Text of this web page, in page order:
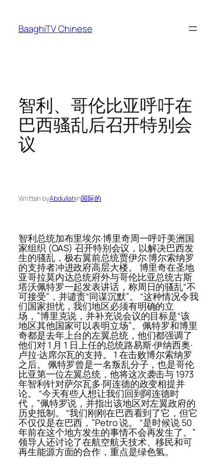
content
BaaghiTV Chinese
智利、哥伦比亚呼吁在
巴西骚乱后召开特别会
议
Written byAbdullahin国际的
智利总统加布里埃尔·博里奇周一呼吁美洲国
家组织 (OAS) 召开特别会议，以解决巴西发
生的骚乱，极右翼前总统贾伊尔·博尔索纳罗
的支持者冲进政府高层大楼。 博里奇在圣地
亚哥拉莫内达总统府外与哥伦比亚总统古斯
塔沃佩特罗一起发表讲话，称周日的骚乱“不
可接受”，并谴责“同谋沉默”。 “这种情况令我
们国家担忧，我们地区必须有明确的立
场，”博里克说，并补充说会议的目标是“该
地区其他国家可以表明立场”。 佩特罗和博里
奇都是去年上台的左翼总统，他们都强调了
他们对 1 月 1 日上任的总统路易斯·伊纳西奥·
卢拉·达席尔瓦的支持。 1 在击败博尔索纳罗
之后。 佩特罗曾是一名叛乱分子，也是哥伦
比亚第一位左翼总统，他将这次袭击与 1973
年智利针对萨尔瓦多·阿连德的政变相提并
论。 “今天有些人想让我们回到阿连德时
代，”佩特罗说，并指出该地区对左翼政府的
历史抵制。 “我们刚刚在巴西看到了它，但它
不仅仅是在巴西，”Petro 说。 “是时候说 50
年前在这个地方发生的事情不会再发生了。”
领导人还讨论了在航空航天技术、移民和可
再生能源方面的合作，重点是绿色氢。